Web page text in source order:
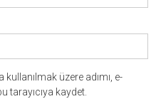
üzere adımı, e-
tarayıcıya kaydet.